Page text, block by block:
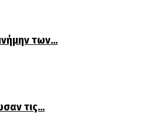
των…
τις…